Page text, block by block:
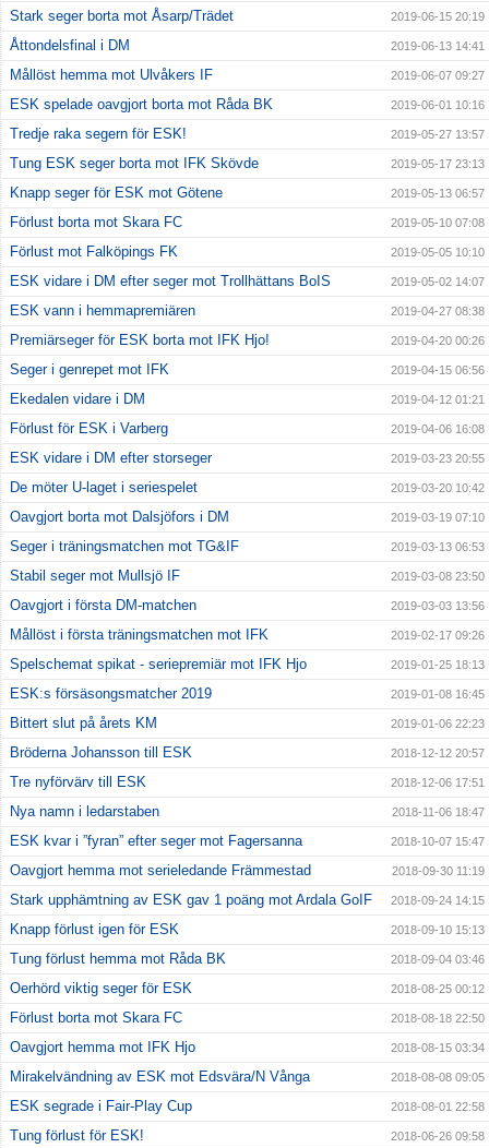
Stark seger borta mot Åsarp/Trädet 2019-06-15 20:19
Åttondelsfinal i DM 2019-06-13 14:41
Mållöst hemma mot Ulvåkers IF 2019-06-07 09:27
ESK spelade oavgjort borta mot Råda BK 2019-06-01 10:16
Tredje raka segern för ESK! 2019-05-27 13:57
Tung ESK seger borta mot IFK Skövde 2019-05-17 23:13
Knapp seger för ESK mot Götene 2019-05-13 06:57
Förlust borta mot Skara FC 2019-05-10 07:08
Förlust mot Falköpings FK 2019-05-05 10:10
ESK vidare i DM efter seger mot Trollhättans BoIS 2019-05-02 14:07
ESK vann i hemmapremiären 2019-04-27 08:38
Premiärseger för ESK borta mot IFK Hjo! 2019-04-20 00:26
Seger i genrepet mot IFK 2019-04-15 06:56
Ekedalen vidare i DM 2019-04-12 01:21
Förlust för ESK i Varberg 2019-04-06 16:08
ESK vidare i DM efter storseger 2019-03-23 20:55
De möter U-laget i seriespelet 2019-03-20 10:42
Oavgjort borta mot Dalsjöfors i DM 2019-03-19 07:10
Seger i träningsmatchen mot TG&IF 2019-03-13 06:53
Stabil seger mot Mullsjö IF 2019-03-08 23:50
Oavgjort i första DM-matchen 2019-03-03 13:56
Mållöst i första träningsmatchen mot IFK 2019-02-17 09:26
Spelschemat spikat - seriepremiär mot IFK Hjo 2019-01-25 18:13
ESK:s försäsongsmatcher 2019 2019-01-08 16:45
Bittert slut på årets KM 2019-01-06 22:23
Bröderna Johansson till ESK 2018-12-12 20:57
Tre nyförvärv till ESK 2018-12-06 17:51
Nya namn i ledarstaben 2018-11-06 18:47
ESK kvar i ”fyran” efter seger mot Fagersanna 2018-10-07 15:47
Oavgjort hemma mot serieledande Främmestad 2018-09-30 11:19
Stark upphämtning av ESK gav 1 poäng mot Ardala GoIF 2018-09-24 14:15
Knapp förlust igen för ESK 2018-09-10 15:13
Tung förlust hemma mot Råda BK 2018-09-04 03:46
Oerhörd viktig seger för ESK 2018-08-25 00:12
Förlust borta mot Skara FC 2018-08-18 22:50
Oavgjort hemma mot IFK Hjo 2018-08-15 03:34
Mirakelvändning av ESK mot Edsvära/N Vånga 2018-08-08 09:05
ESK segrade i Fair-Play Cup 2018-08-01 22:58
Tung förlust för ESK! 2018-06-26 09:58